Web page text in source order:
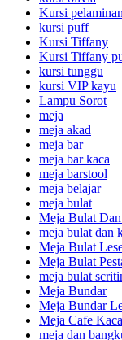
Kursi pelaminan
kursi puff
Kursi Tiffany
Kursi Tiffany
kursi tunggu
kursi VIP kayu
Lampu Sorot
meja
meja akad
meja bar
meja bar kaca
meja barstool
meja belajar
meja bulat
Meja Bulat
meja bulat dan
Meja Bulat
Meja Bulat
meja bulat
Meja Bundar
Meja Bundar
Meja Cafe Kaca
meja dan